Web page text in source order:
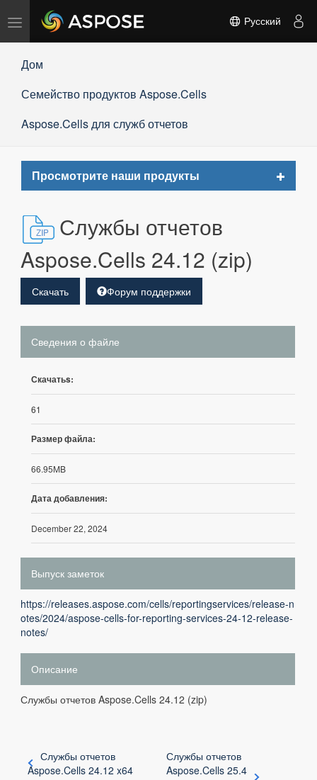
Переключить
навигацию
Русский
Дом
Семейство продуктов Aspose.Cells
Aspose.Cells для служб отчетов
Просмотрите наши продукты
Toggle
Службы отчетов
Aspose.Cells 24.12 (zip)
Скачать Форум поддержки
Сведения о файле
Скачатьs:
61
Размер файла:
66.95MB
Дата добавления:
December 22, 2024
Выпуск заметок
https://releases.aspose.com/cells/reportingservices/release-n
otes/2024/aspose-cells-for-reporting-services-24-12-release-
notes/
Описание
Службы отчетов Aspose.Cells 24.12 (zip)
Службы отчетов
Aspose.Cells 24.12 x64
Службы отчетов
Aspose.Cells 25.4